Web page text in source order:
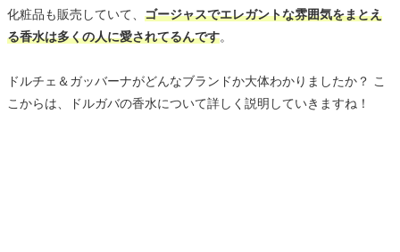
化粧品も販売していて、 ゴージャスでエレガントな雰囲気をまとえ
る香水は多くの人に愛されてるんです。
ドルチェ＆ガッバーナがどんなブランドか大体わかりましたか？ こ
こからは、ドルガバの香水について詳しく説明していきますね！